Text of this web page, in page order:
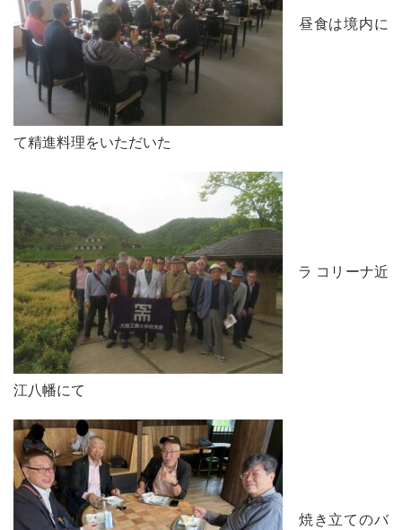
昼食は境内に
て精進料理をいただいた
ラ コリーナ近
江八幡にて
焼き立てのバ